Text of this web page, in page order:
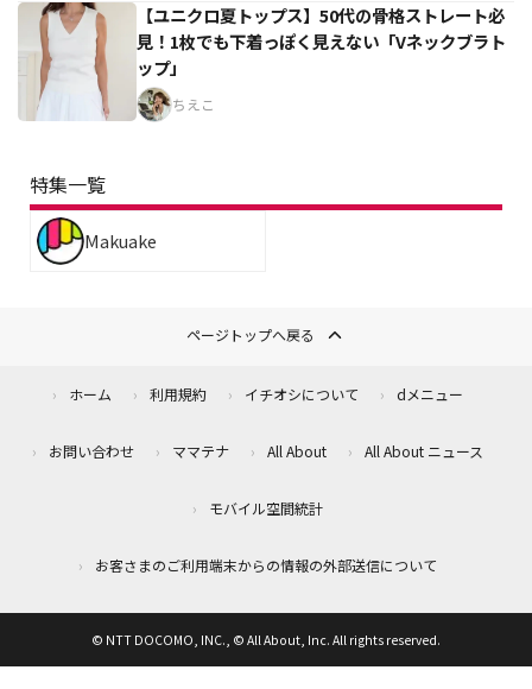
【ユニクロ夏トップス】50代の骨格ストレート必
見！1枚でも下着っぽく見えない「Vネックブラト
ップ」
ちえこ
特集一覧
Makuake
ページトップへ戻る
ホーム 利用規約 イチオシについて dメニュー
お問い合わせ ママテナ All About All About ニュース
モバイル空間統計
お客さまのご利用端末からの情報の外部送信について
© NTT DOCOMO, INC., © All About, Inc. All rights reserved.